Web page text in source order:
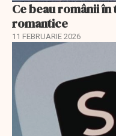
Ce beau românii
romantice
11 FEBRUARIE 2026